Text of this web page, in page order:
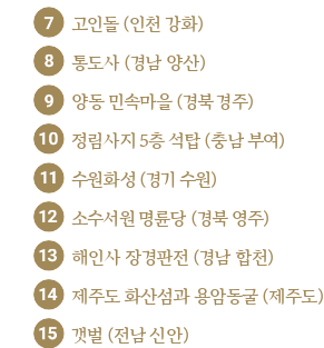
7 고인돌 (인천 강화)
8 통도사 (경남 양산)
9 양동 민속마을 (경북 경주)
10 정림사지 5층 석탑 (충남 부여)
11 수원화성 (경기 수원)
12 소수서원 명륜당 (경북 영주)
13 해인사 장경판전 (경남 합천)
14 제주도 화산섬과 용암동굴 (제주도)
15 갯벌 (전남 신안)